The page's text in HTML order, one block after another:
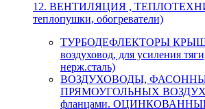
12. ВЕНТИЛЯЦИЯ ,
теплопушки, обогреватели)
ТУРБОДЕФЛЕКТОРЫ
воздуховод, для усиления
нерж.сталь)
ВОЗДУХОВОДЫ,
ПРЯМОУГОЛЬНЫХ
фланцами.